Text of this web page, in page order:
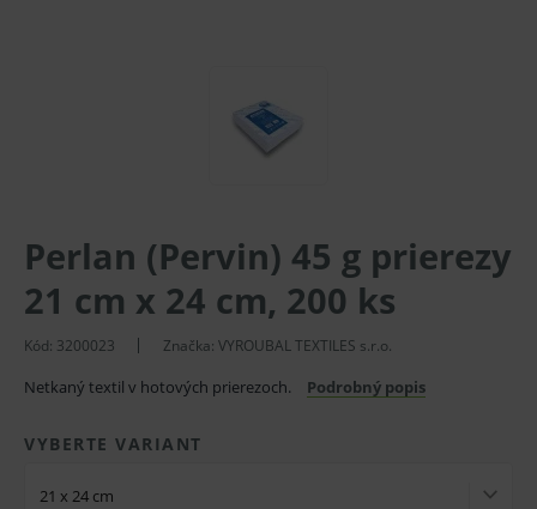
Perlan (Pervin) 45 g prierezy
21 cm x 24 cm, 200 ks
Kód: 3200023 Značka: VYROUBAL TEXTILES s.r.o.
Netkaný textil v hotových prierezoch. Podrobný popis
VYBERTE VARIANT
21 x 24 cm